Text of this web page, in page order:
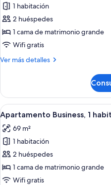
cocina
de
Apartamento
Confort,
1
cama
grande,
cocina
1 habitación
2 huéspedes
1 cama de matrimonio grande
Wifi gratis
Ver más detalles
Más
Confort,
cama
de
matrimonio
grande,
cocina
Abrir
todas
las
fotos
de
Apartamento
Business,
11
Apartamento Business, 1
69 m²
1 habitación
2 huéspedes
1 cama de matrimonio grande
Wifi gratis